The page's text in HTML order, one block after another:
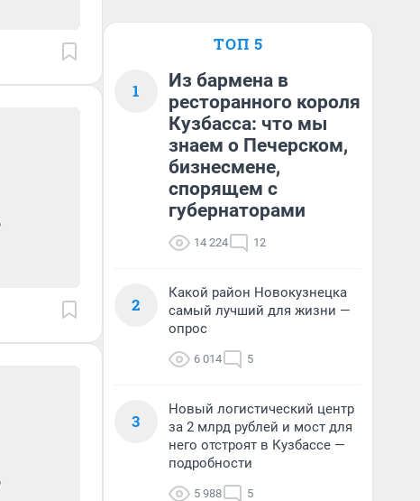
ТОП 5
1
Из бармена в
ресторанного короля
Кузбасса: что мы
знаем о Печерском,
бизнесмене,
спорящем с
губернаторами
14 224 12
2
Какой район Новокузнецка
самый лучший для жизни —
опрос
6 014 5
3
Новый логистический центр
за 2 млрд рублей и мост для
него отстроят в Кузбассе —
подробности
5 988 5